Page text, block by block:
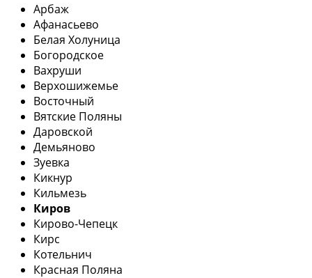
Арбаж
Афанасьево
Белая Холуница
Богородское
Вахруши
Верхошижемье
Восточный
Вятские Поляны
Даровской
Демьяново
Зуевка
Кикнур
Кильмезь
Киров
Кирово-Чепецк
Кирс
Котельнич
Красная Поляна